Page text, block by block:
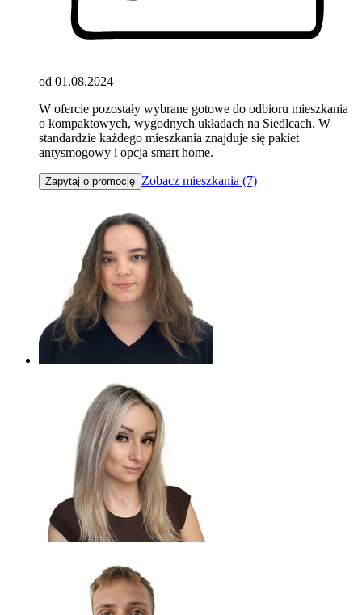
od 01.08.2024
W ofercie pozostały wybrane gotowe do odbioru mieszkania
o kompaktowych, wygodnych układach na Siedlcach. W
standardzie każdego mieszkania znajduje się pakiet
antysmogowy i opcja smart home.
Zapytaj o promocję Zobacz mieszkania (7)